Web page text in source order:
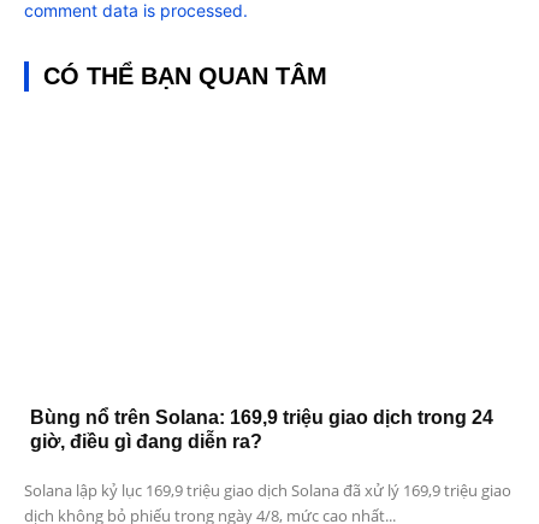
comment data is processed.
CÓ THỂ BẠN QUAN TÂM
Bùng nổ trên Solana: 169,9 triệu giao dịch trong 24
giờ, điều gì đang diễn ra?
Solana lập kỷ lục 169,9 triệu giao dịch Solana đã xử lý 169,9 triệu giao
dịch không bỏ phiếu trong ngày 4/8, mức cao nhất...